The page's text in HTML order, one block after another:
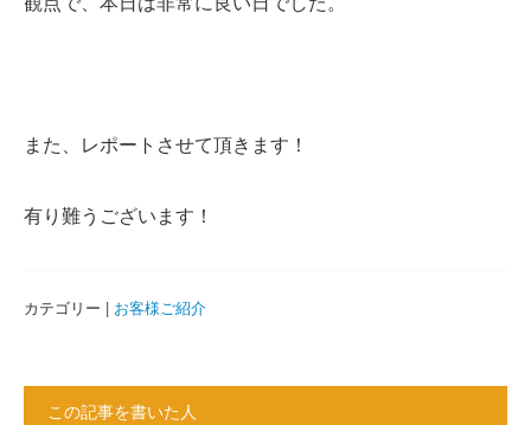
また、レポートさせて頂きます！
有り難うございます！
カテゴリー | お客様ご紹介
この記事を書いた人